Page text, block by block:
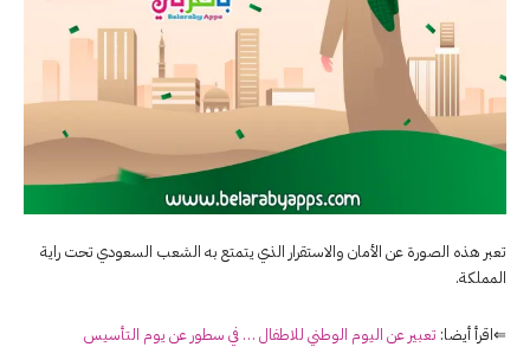
تعبر هذه الصورة عن الأمان والاستقرار الذي يتمتع به الشعب السعودي تحت راية
المملكة.
⇐اقرأ أيضا: تعبير عن اليوم الوطني للاطفال … في سطور عن يوم التأسيس